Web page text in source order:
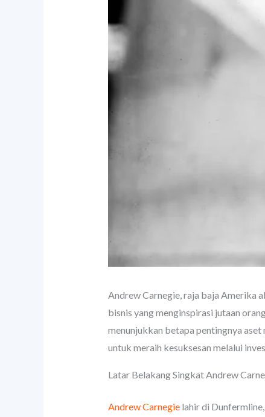
Andrew Carnegie, raja baja Amerika
bisnis yang menginspirasi jutaan
menunjukkan betapa pentingnya
untuk meraih kesuksesan melalui
Latar Belakang Singkat Andrew
Andrew Carnegielahir di Dunfermline,